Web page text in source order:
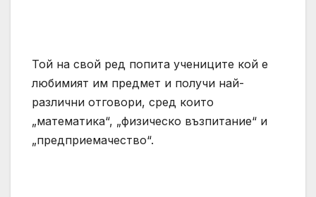
Той на свой ред попита учениците кой е
любимият им предмет и получи най-
различни отговори, сред които
„математика“, „физическо възпитание“ и
„предприемачество“.